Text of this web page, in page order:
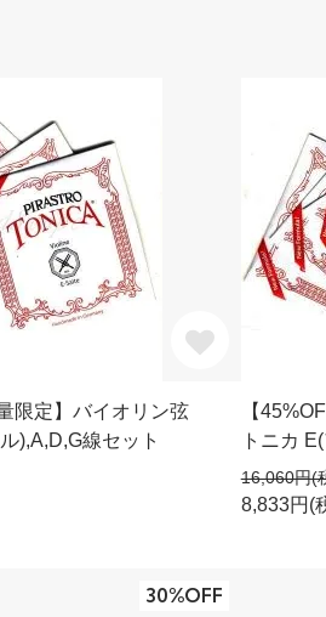
限定】バイオリン弦
),A,D,G線セット
【
トニカ
16,060円(
8,833円(
30%OFF